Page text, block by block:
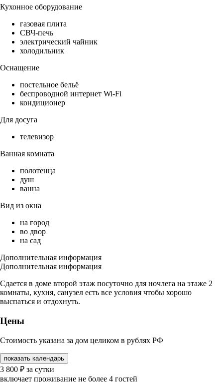
Кухонное оборудование
газовая плита
СВЧ-печь
электрический чайник
холодильник
Оснащение
постельное бельё
беспроводной интернет Wi-Fi
кондиционер
Для досуга
телевизор
Ванная комната
полотенца
душ
ванна
Вид из окна
на город
во двор
на сад
Дополнительная информация
Дополнительная информация
Сдается в доме второй этаж посуточно для ночлега на этаже 2
комнаты, кухня, санузел есть все условия чтобы хорошо
выспаться и отдохнуть.
Цены
Стоимость указана за дом целиком в рублях РФ
показать календарь
3 800 ₽ за сутки
включает проживание не более 4 гостей